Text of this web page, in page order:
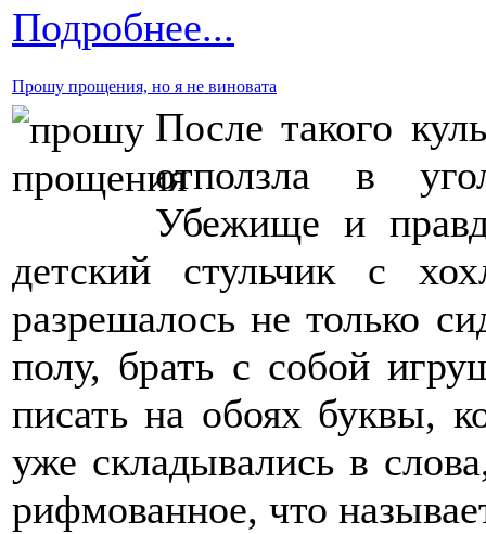
Подробнее...
Прошу прощения, но я не виновата
После такого
отползла в
Убежище и
детский стульчик с
разрешалось не только
полу, брать с собой
писать на обоях буквы,
уже складывались в
рифмованное, что